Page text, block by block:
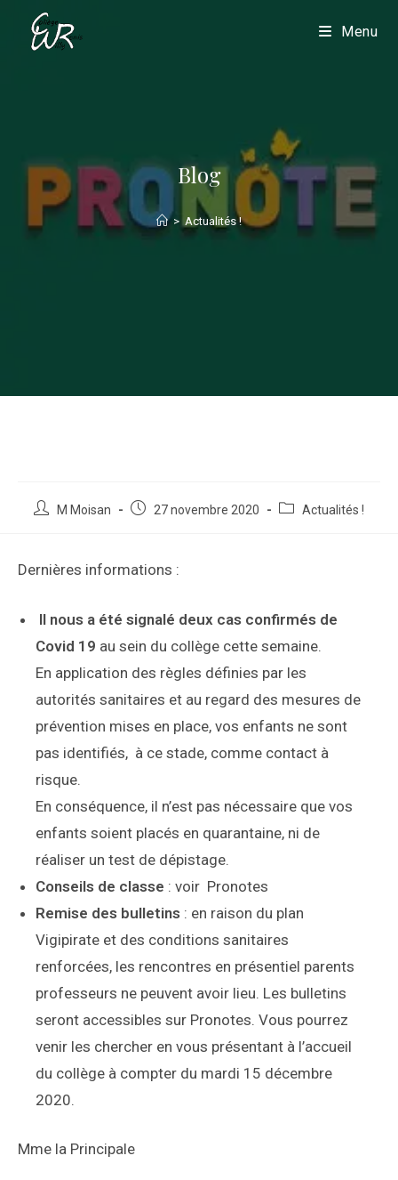
Menu
Blog
> Actualités !
M Moisan 27 novembre 2020 Actualités !
Dernières informations :
Il nous a été signalé deux cas confirmés de
Covid 19 au sein du collège cette semaine.
En application des règles définies par les
autorités sanitaires et au regard des mesures de
prévention mises en place, vos enfants ne sont
pas identifiés, à ce stade, comme contact à
risque.
En conséquence, il n’est pas nécessaire que vos
enfants soient placés en quarantaine, ni de
réaliser un test de dépistage.
Conseils de classe : voir Pronotes
Remise des bulletins : en raison du plan
Vigipirate et des conditions sanitaires
renforcées, les rencontres en présentiel parents
professeurs ne peuvent avoir lieu. Les bulletins
seront accessibles sur Pronotes. Vous pourrez
venir les chercher en vous présentant à l’accueil
du collège à compter du mardi 15 décembre
2020.
Mme la Principale